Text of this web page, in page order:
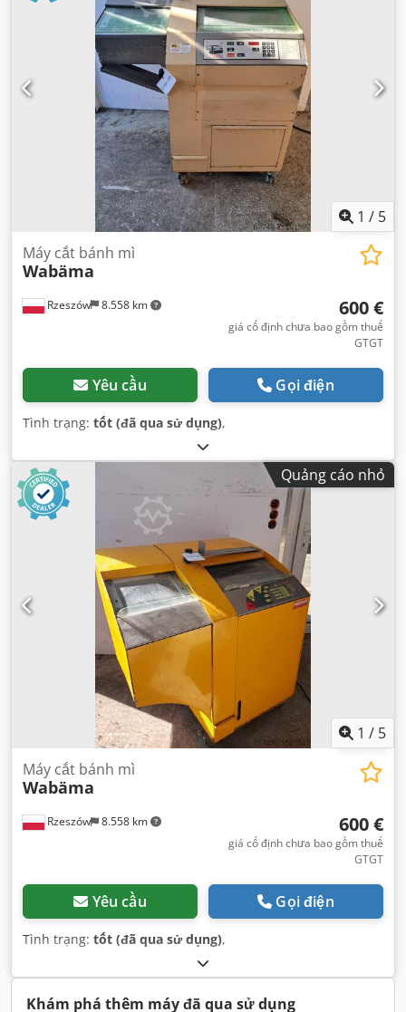
1 / 5
Rzeszów 8.558 km
Máy cắt bánh mì
Wabäma
600 €
giá cố định chưa bao gồm thuế
GTGT
Yêu cầu Gọi điện
Tình trạng: tốt (đã qua sử dụng),
Quảng cáo nhỏ
1 / 5
Rzeszów 8.558 km
Máy cắt bánh mì
Wabäma
600 €
giá cố định chưa bao gồm thuế
GTGT
Yêu cầu Gọi điện
Tình trạng: tốt (đã qua sử dụng),
Khám phá thêm máy đã qua sử dụng